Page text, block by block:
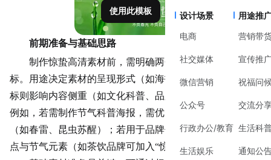
设计场景
电商
社交媒体
微信营销
公众号
行政办公/教育
生活娱乐
用途推
营销带
宣传推
祝福问
交流分
生活科
通知公
使用此模板
前期准备与基础思路
制作惊蛰高清素材前，需明确两个核心问题：用途与目
标。用途决定素材的呈现形式（如海报、配图、封面），目
标则影响内容侧重（如文化科普、品牌促销、艺术创作）。
例如，若需制作节气科普海报，需优先突出惊蛰的物候特征
（如春雷、昆虫苏醒）；若用于品牌促销，则需结合产品特
点与节气元素（如茶饮品牌可加入“惊蛰饮春茶”的文案）。